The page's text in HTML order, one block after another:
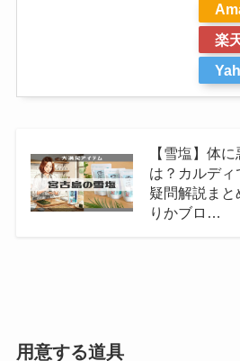
楽
【雪塩】体
は？カルディ
疑問解説まと
りかブロ…
用意する道具